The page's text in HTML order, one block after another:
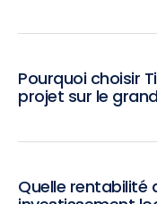
Pourquoi choisir
projet sur le
Quelle rentabilité